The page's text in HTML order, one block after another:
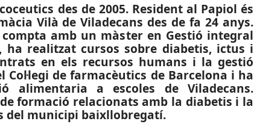
des de 2005. Resident al Papiol és
Vilà de Viladecans des de fa 24 anys.
amb un màster en Gestió integral
ha realitzat cursos sobre diabetis, ictus i
en els recursos humans i la gestió
de farmacèutics de Barcelona i ha
alimentaria a escoles de Viladecans.
formació relacionats amb la diabetis i la
del municipi baixllobregatí.